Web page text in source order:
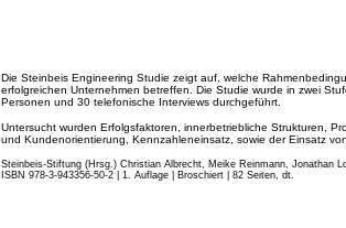
Die Steinbeis Engineering Studie zeigt auf, welche
erfolgreichen Unternehmen betreffen. Die Studie wurde in zwei
Personen und 30 telefonische Interviews durchgeführt.
Untersucht wurden Erfolgsfaktoren, innerbetriebliche Strukturen,
und Kundenorientierung, Kennzahleneinsatz, sowie der Einsatz
Steinbeis-Stiftung (Hrsg.) Christian Albrecht, Meike Reinmann, Jonathan
ISBN 978-3-943356-50-2 | 1. Auflage | Broschiert | 82 Seiten, dt.